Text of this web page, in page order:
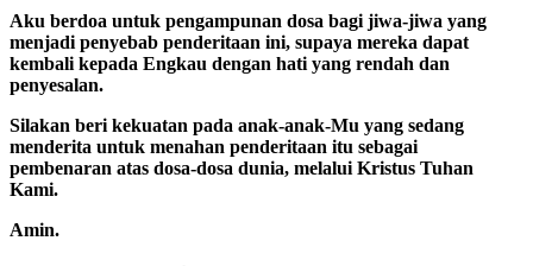
Aku berdoa untuk pengampunan dosa bagi jiwa-jiwa yang
menjadi penyebab penderitaan ini, supaya mereka dapat
kembali kepada Engkau dengan hati yang rendah dan
penyesalan.
Silakan beri kekuatan pada anak-anak-Mu yang sedang
menderita untuk menahan penderitaan itu sebagai
pembenaran atas dosa-dosa dunia, melalui Kristus Tuhan
Kami.
Amin.